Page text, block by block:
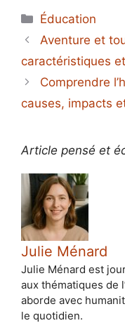
Catégories
Éducation
Aventure et
caractéristiques
Comprendre
causes, impacts
Article pensé et
Julie Ménard
Julie Ménard est
aux thématiques de
aborde avec
le quotidien.